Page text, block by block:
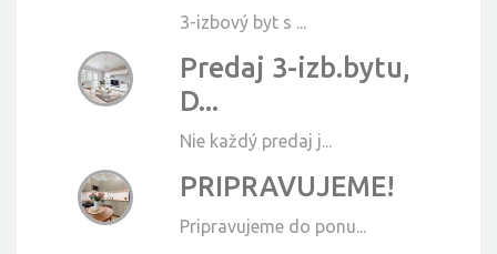
3-izbový byt s ...
Predaj 3-izb.bytu,
D...
Nie každý predaj j...
PRIPRAVUJEME!
Pripravujeme do ponu...